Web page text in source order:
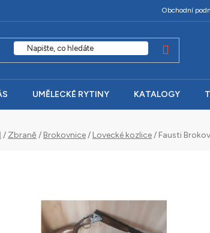
Obchodní
UMĚLECKÉ RYTINY KATALOGY
Domů
/ Zbraně / Brokovnice/ Lovecké kozlice/ Fausti